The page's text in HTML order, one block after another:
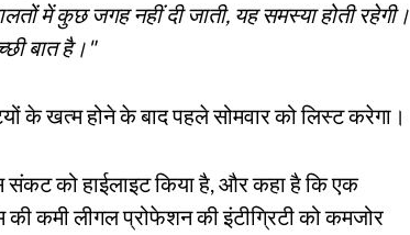
में कुछ जगह नहीं दी जाती, यह समस्या होती रहेगी।
बात है।"
के खत्म होने के बाद पहले सोमवार को लिस्ट करेगा।
संकट को हाईलाइट किया है, और कहा है कि एक
कमी लीगल प्रोफेशन की इंटीग्रिटी को कमजोर